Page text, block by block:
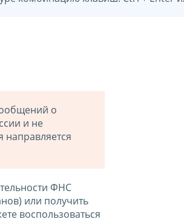
о
и не
ФНС
или получить
воспользоваться